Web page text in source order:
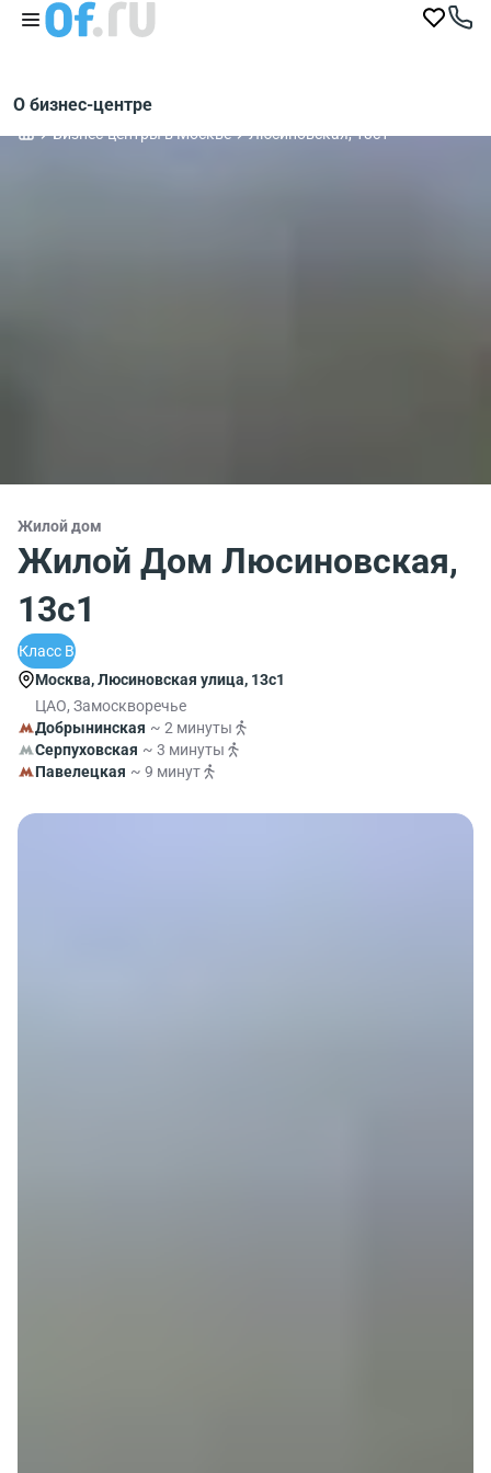
О бизнес-центре
Бизнес-центры в Москве Люсиновская, 13с1
Жилой дом
Жилой Дом Люсиновская,
13с1
Класс B
Москва, Люсиновская улица, 13с1
ЦАО, Замоскворечье
Добрынинская ~ 2 минуты
Серпуховская ~ 3 минуты
Павелецкая ~ 9 минут